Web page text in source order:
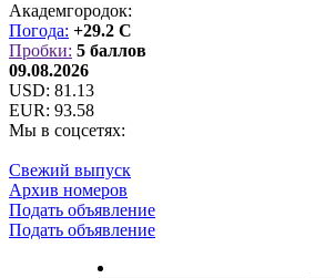
Академгородок:
Погода: +29.2 C
Пробки: 5 баллов
09.08.2026
USD: 81.13
EUR: 93.58
Мы в соцсетях:
Свежий выпуск
Архив номеров
Подать объявление
Подать объявление